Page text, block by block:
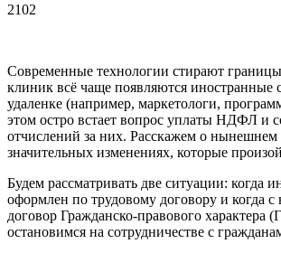
2102
Современные технологии стирают
клиник всё чаще появляются иностранные
удаленке (например, маркетологи,
этом остро встает вопрос уплаты НДФЛ и
отчислений за них. Расскажем о нынешнем
значительных изменениях, которые
Будем рассматривать две ситуации: когда
оформлен по трудовому договору и когда
договор Гражданско-правового характера
остановимся на сотрудничестве с